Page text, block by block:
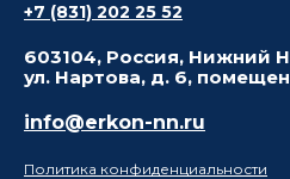
+7 (831) 202 25 52
603104, Россия, Нижний
ул. Нартова, д. 6,
info@erkon-nn.ru
Политика конфиденциальности